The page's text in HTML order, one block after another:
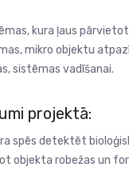
kura ļaus
mikro objektu
sistēmas vadīšanai.
projektā:
spēs detektēt
objekta robežas un